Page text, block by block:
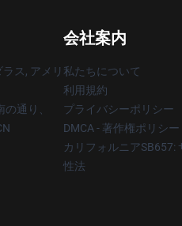
ス, アメリ
通り、
会社案内
私たちについて
利用規約
プライバシーポリシー
DMCA - 著作権ポリシー
カリフォルニアSB657:
性法